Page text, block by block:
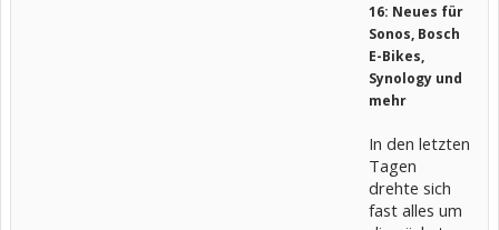
16: Neues für
Sonos, Bosch
E-Bikes,
Synology und
mehr
In den letzten
Tagen
drehte sich
fast alles um